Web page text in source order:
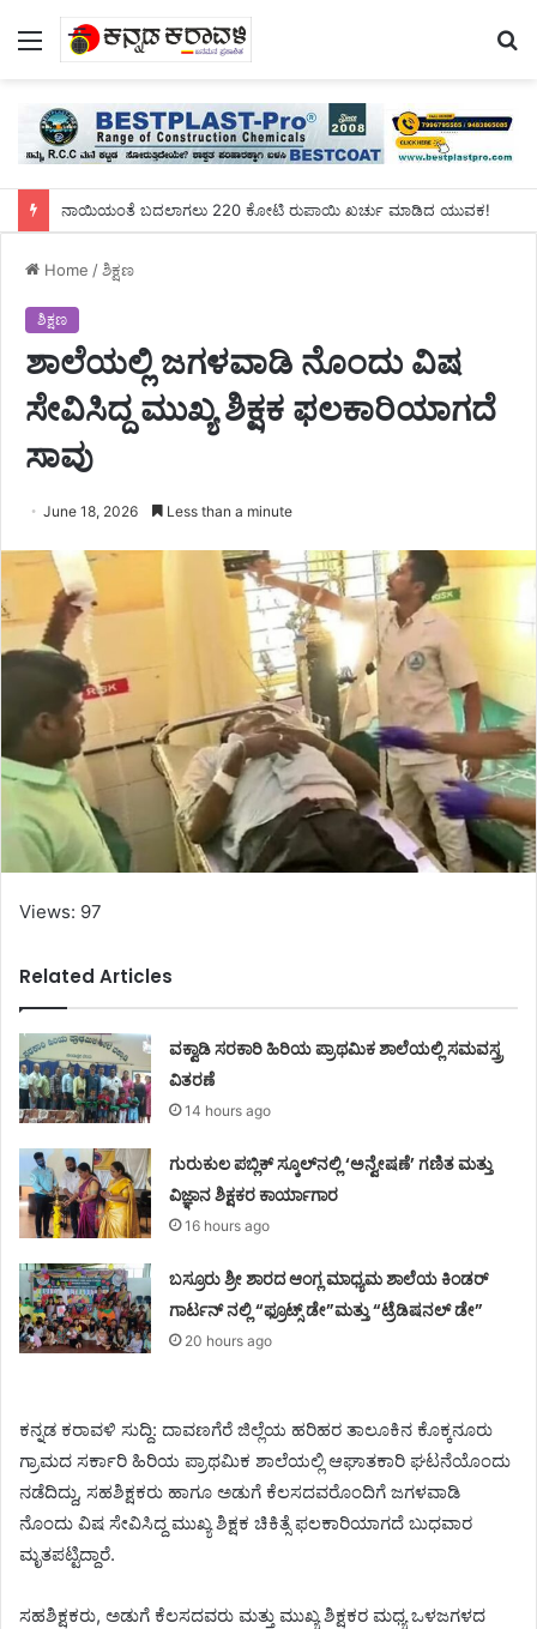
Menu
ನಾಯಿಯಂತೆ ಬದಲಾಗಲು 220 ಕೋಟಿ ರುಪಾಯಿ ಖರ್ಚು ಮಾಡಿದ ಯುವಕ!
Home /ಶಿಕ್ಷಣ
ಶಿಕ್ಷಣ
ಶಾಲೆಯಲ್ಲಿ ಜಗಳವಾಡಿ ನೊಂದು ವಿಷ
ಸೇವಿಸಿದ್ದ ಮುಖ್ಯ ಶಿಕ್ಷಕ ಫಲಕಾರಿಯಾಗದೆ
ಸಾವು
June 18, 2026 Less than a minute
Views: 97
Related Articles
ವಕ್ವಾಡಿ ಸರಕಾರಿ ಹಿರಿಯ ಪ್ರಾಥಮಿಕ ಶಾಲೆಯಲ್ಲಿ ಸಮವಸ್ತ್ರ
ವಿತರಣೆ
14 hours ago
ಗುರುಕುಲ ಪಬ್ಲಿಕ್ ಸ್ಕೂಲ್‌ನಲ್ಲಿ ‘ಅನ್ವೇಷಣೆ’ ಗಣಿತ ಮತ್ತು
ವಿಜ್ಞಾನ ಶಿಕ್ಷಕರ ಕಾರ್ಯಾಗಾರ
16 hours ago
ಬಸ್ರೂರು ಶ್ರೀ ಶಾರದ ಆಂಗ್ಲ ಮಾಧ್ಯಮ ಶಾಲೆಯ ಕಿಂಡರ್
ಗಾರ್ಟನ್ ನಲ್ಲಿ “ಫ್ರೂಟ್ಸ್ ಡೇ”ಮತ್ತು “ಟ್ರೆಡಿಷನಲ್ ಡೇ”
20 hours ago
ಕನ್ನಡ ಕರಾವಳಿ ಸುದ್ದಿ: ದಾವಣಗೆರೆ ಜಿಲ್ಲೆಯ ಹರಿಹರ ತಾಲೂಕಿನ ಕೊಕ್ಕನೂರು
ಗ್ರಾಮದ ಸರ್ಕಾರಿ ಹಿರಿಯ ಪ್ರಾಥಮಿಕ ಶಾಲೆಯಲ್ಲಿ ಆಘಾತಕಾರಿ ಘಟನೆಯೊಂದು
ನಡೆದಿದ್ದು, ಸಹಶಿಕ್ಷಕರು ಹಾಗೂ ಅಡುಗೆ ಕೆಲಸದವರೊಂದಿಗೆ ಜಗಳವಾಡಿ
ನೊಂದು ವಿಷ ಸೇವಿಸಿದ್ದ ಮುಖ್ಯ ಶಿಕ್ಷಕ ಚಿಕಿತ್ಸೆ ಫಲಕಾರಿಯಾಗದೆ ಬುಧವಾರ
ಮೃತಪಟ್ಟಿದ್ದಾರೆ.
ಸಹಶಿಕ್ಷಕರು, ಅಡುಗೆ ಕೆಲಸದವರು ಮತ್ತು ಮುಖ್ಯ ಶಿಕ್ಷಕರ ಮಧ್ಯ ಒಳಜಗಳದ